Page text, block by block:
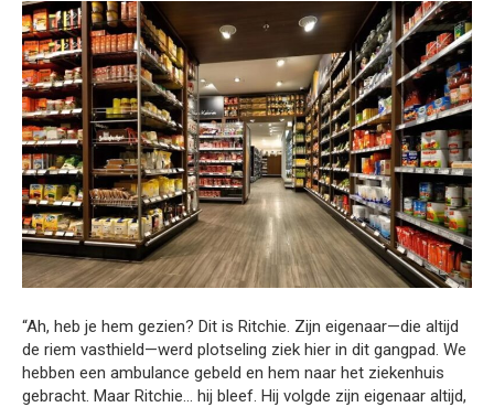
“Ah, heb je hem gezien? Dit is Ritchie. Zijn eigenaar—die altijd
de riem vasthield—werd plotseling ziek hier in dit gangpad. We
hebben een ambulance gebeld en hem naar het ziekenhuis
gebracht. Maar Ritchie… hij bleef. Hij volgde zijn eigenaar altijd,